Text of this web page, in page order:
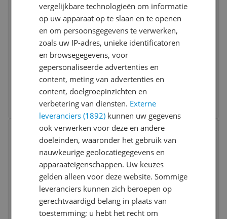
Selle Royal Gipsy Unisex Fietszadel -
Zwart
v.a. € 39,95
2 prijzen
Ga naar goedkoopste
Vergelijken Laagste prijs ooit
Bekijk product
vergelijkbare technologieën om informatie
op uw apparaat op te slaan en te openen
en om persoonsgegevens te verwerken,
zoals uw IP-adres, unieke identificatoren
en browsegegevens, voor
gepersonaliseerde advertenties en
content, meting van advertenties en
content, doelgroepinzichten en
verbetering van diensten. Externe
leveranciers (1892) kunnen uw gegevens
ook verwerken voor deze en andere
doeleinden, waaronder het gebruik van
nauwkeurige geolocatiegegevens en
apparaateigenschappen. Uw keuzes
gelden alleen voor deze website. Sommige
leveranciers kunnen zich beroepen op
gerechtvaardigd belang in plaats van
toestemming; u hebt het recht om